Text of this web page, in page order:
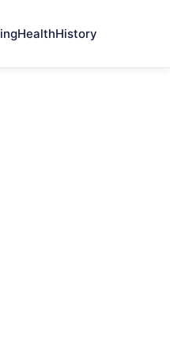
HealthHistory